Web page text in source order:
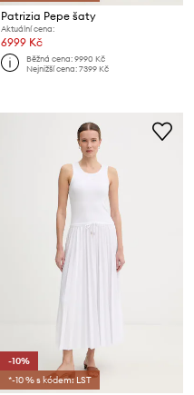
Patrizia Pepe šaty
Aktuální cena:
6999 Kč
Běžná cena:9990 Kč
Nejnižší cena:7399 Kč
-10%
*-10 % s kódem: LST